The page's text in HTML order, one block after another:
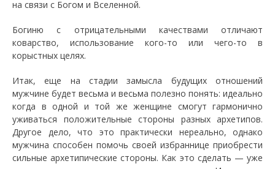
на связи с Богом и Вселенной.
Богиню с отрицательными качествами отличают
коварство, использование кого-то или чего-то в
корыстных целях.
Итак, еще на стадии замысла будущих отношений
мужчине будет весьма и весьма полезно понять: идеально
когда в одной и той же женщине смогут гармонично
уживаться положительные стороны разных архетипов.
Другое дело, что это практически нереально, однако
мужчина способен помочь своей избраннице приобрести
сильные архетипические стороны. Как это сделать — уже